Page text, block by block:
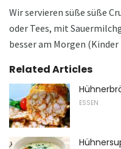
Wir servieren süße süße
oder Tees, mit
besser am Morgen
Related Articles
ESSEN